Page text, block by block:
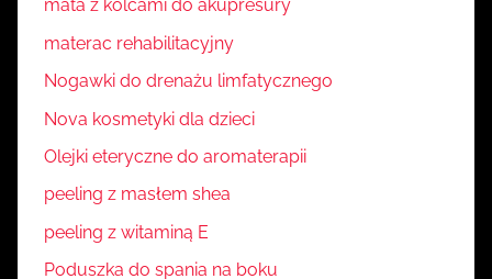
mata z kolcami do akupresury
materac rehabilitacyjny
Nogawki do drenażu limfatycznego
Nova kosmetyki dla dzieci
Olejki eteryczne do aromaterapii
peeling z masłem shea
peeling z witaminą E
Poduszka do spania na boku